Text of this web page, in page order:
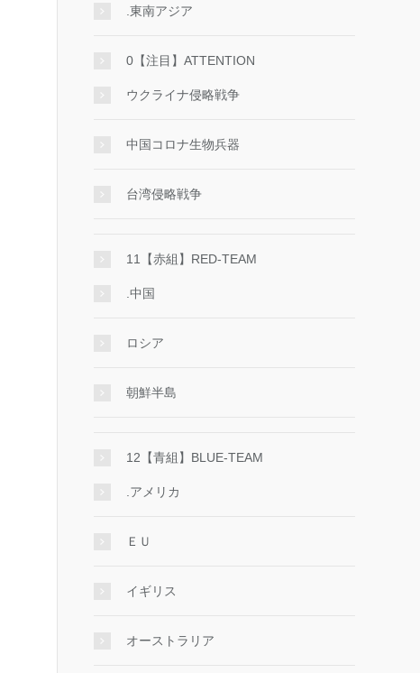
.東南アジア
0【注目】ATTENTION
ウクライナ侵略戦争
中国コロナ生物兵器
台湾侵略戦争
11【赤組】RED-TEAM
.中国
ロシア
朝鮮半島
12【青組】BLUE-TEAM
.アメリカ
ＥＵ
イギリス
オーストラリア